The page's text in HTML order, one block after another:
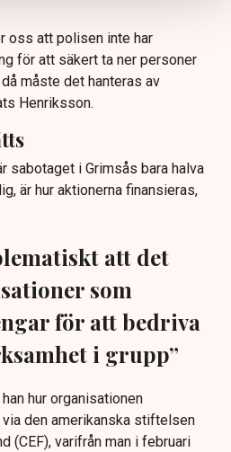
oss att polisen inte har
för att säkert ta ner personer
måste det hanteras av
Henriksson.
sabotaget i Grimsås bara halva
är hur aktionerna finansieras,
att det
som
för att bedriva
i grupp”
hur organisationen
den amerikanska stiftelsen
(CEF), varifrån man i februari